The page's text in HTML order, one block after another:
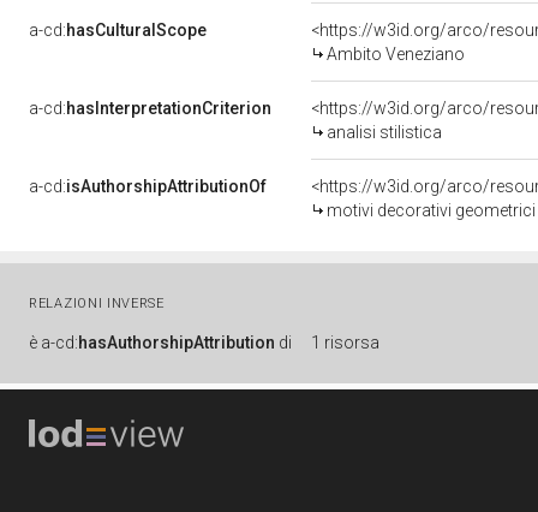
a-cd:hasCulturalScope
<https://w3id.org/arco/
Ambito Veneziano
a-cd:hasInterpretationCriterion
<https://w3id.org/arco/
analisi stilistica
a-cd:isAuthorshipAttributionOf
<https://w3id.org/arco/
motivi decorativi
RELAZIONI INVERSE
è a-cd:hasAuthorshipAttribution di 1 risorsa